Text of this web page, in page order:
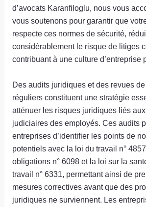
d’avocats Karanfiloglu, nous vous
vous soutenons pour garantir que
respecte ces normes de sécurité,
considérablement le risque de litiges
contribuant à une culture d’entreprise
Des audits juridiques et des revues
réguliers constituent une stratégie
atténuer les risques juridiques liés
judiciaires des employés. Ces audits
entreprises d’identifier les points de
potentiels avec la loi du travail n°
obligations n° 6098 et la loi sur la
travail n° 6331, permettant ainsi de
mesures correctives avant que des
juridiques ne surviennent. Les